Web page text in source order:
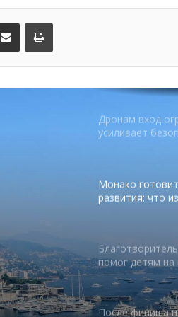
Поделиться по электронной почте Распечатать
в
в
Дронам вход
мероприятий
Княжестве
После финиша
Монако
экономическую